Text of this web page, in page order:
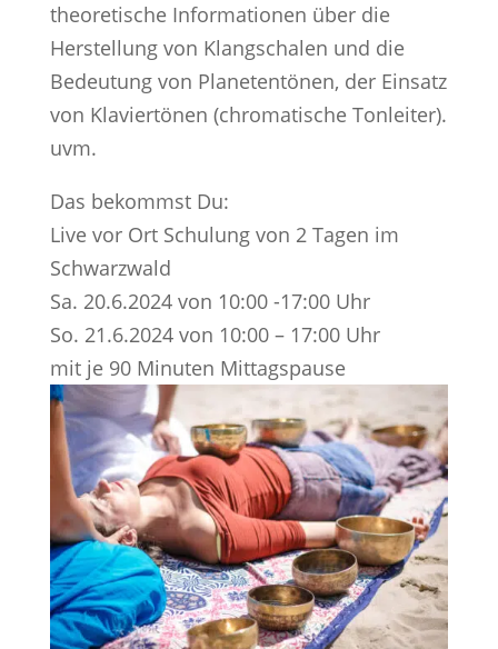
theoretische Informationen über die
Herstellung von Klangschalen und die
Bedeutung von Planetentönen, der Einsatz
von Klaviertönen (chromatische Tonleiter).
uvm.
Das bekommst Du:
Live vor Ort Schulung von 2 Tagen im
Schwarzwald
Sa. 20.6.2024 von 10:00 -17:00 Uhr
So. 21.6.2024 von 10:00 – 17:00 Uhr
mit je 90 Minuten Mittagspause